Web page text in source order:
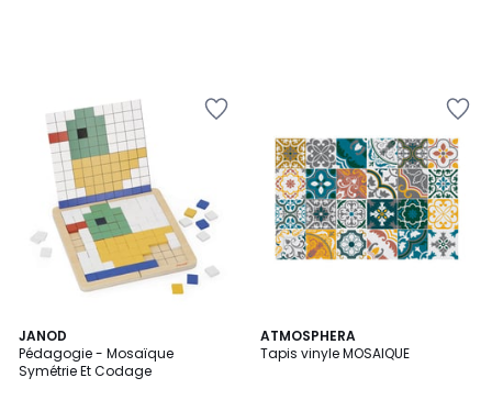
JANOD
Pédagogie - Mosaïque
Symétrie Et Codage
ATMOSPHERA
Tapis vinyle MOSAIQUE